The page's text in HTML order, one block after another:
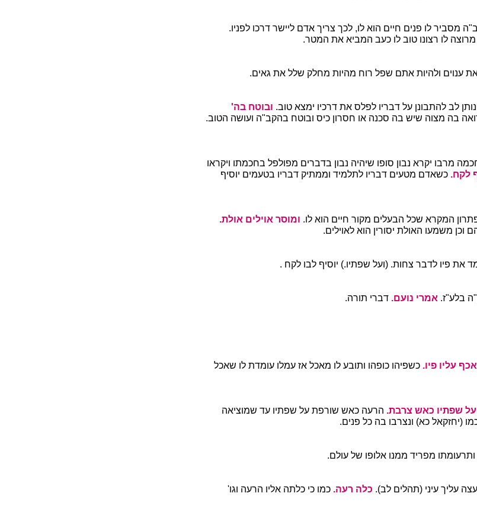
מסביר לו פנים חיים הוא לו, לכך צריך אדם ליישר דרכו לפניו.
לו רצונו טוב לו כעב המביא את המטר.
ענוים ולהיות אתם שפל רוח מהיות מחלק שלל את גאים.
לב להתבונן על דבריו לפלס את דרכיו ימצא טוב. ובוטח בה'
בה מצוה שיש בה סכנה או חסרון כיס ובוטח בהקב"ה ועושה הטוב.
מרבו יקרא נבון סופו שיהיה נבון בדברים מפולפל בחכמתו ויקראו
לקח. כשאדם מטעים דבריו לתלמיד וממתיק דבריו בטעמים יוסיף
פתרון המקרא שכל הבעלים מקור חיים הוא לו. ומוסר אוילים אולת.
וכן משמעו האולת יסורין הוא לאוילים.
את פיו לדבר צחות. (ועל שפתיו.) יוסיף לבו לקח .
בלע"ז. אמרי נועם. דברי תורה.
עליו פיו. כשפיהו כופהו ותובע לו מאכל אז עמלו עומדת לו שאכל
שפתיו כאש צרבת. הרעה כאש שורפת על שפתיו עד שמוציאה
(יחזקאל כא) ונצרבו בה כל פנים.
ותרעומתו מפריד ממנו אלופו של עולם.
עליך עיני (תהלים לב). כלה רעה. כמו כי כלתה אליו הרעה וגו'